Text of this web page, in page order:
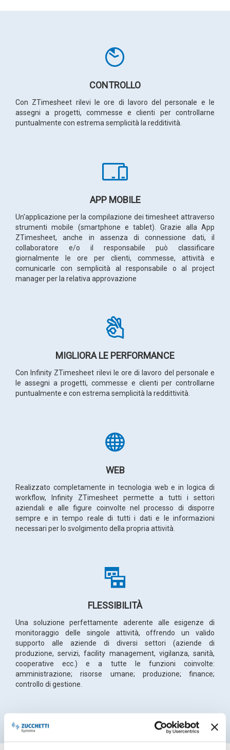
CONTROLLO
Con ZTimesheet rilevi le ore di lavoro del personale e le
assegni a progetti, commesse e clienti per controllarne
puntualmente con estrema semplicità la redditività.
APP MOBILE
Un'applicazione per la compilazione dei timesheet attraverso
strumenti mobile (smartphone e tablet). Grazie alla App
ZTimesheet, anche in assenza di connessione dati, il
collaboratore e/o il responsabile può classificare
giornalmente le ore per clienti, commesse, attività e
comunicarle con semplicità al responsabile o al project
manager per la relativa approvazione
MIGLIORA LE PERFORMANCE
Con Infinity ZTimesheet rilevi le ore di lavoro del personale e
le assegni a progetti, commesse e clienti per controllarne
puntualmente e con estrema semplicità la reddittività.
WEB
Realizzato completamente in tecnologia web e in logica di
workflow, Infinity ZTimesheet permette a tutti i settori
aziendali e alle figure coinvolte nel processo di disporre
sempre e in tempo reale di tutti i dati e le informazioni
necessari per lo svolgimento della propria attività.
FLESSIBILITÀ
Una soluzione perfettamente aderente alle esigenze di
monitoraggio delle singole attività, offrendo un valido
supporto alle aziende di diversi settori (aziende di
produzione, servizi, facility management, vigilanza, sanità,
cooperative ecc.) e a tutte le funzioni coinvolte:
amministrazione; risorse umane; produzione; finance;
controllo di gestione.